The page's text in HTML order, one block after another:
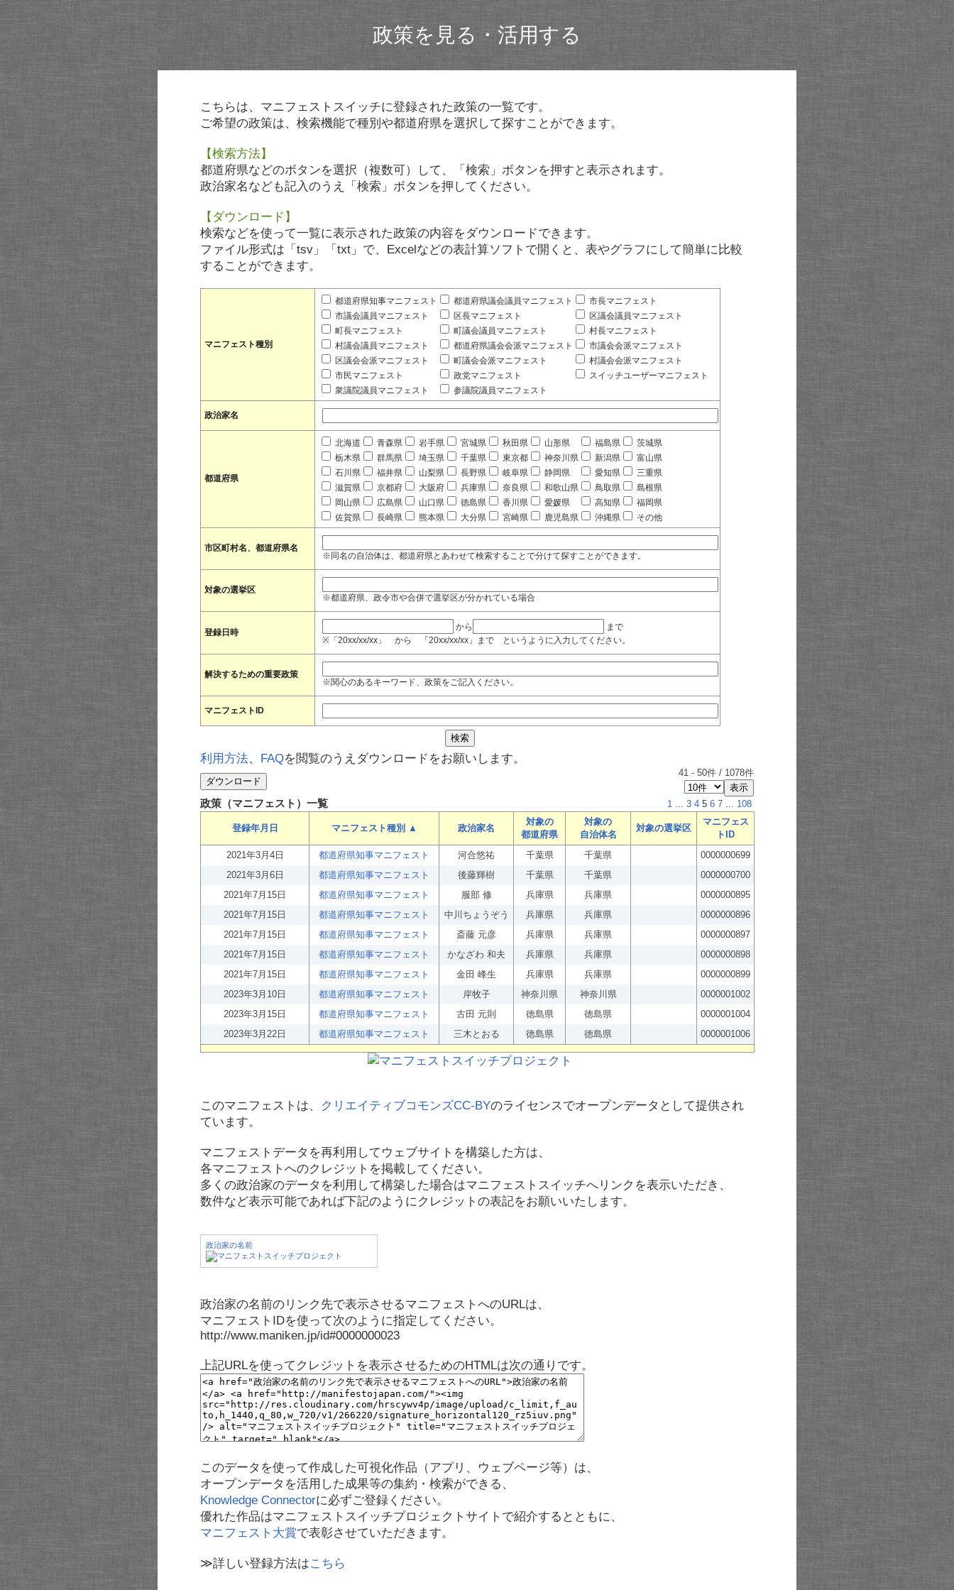
政策を見る・活用する
こちらは、マニフェストスイッチに登録された政策の一覧です。
ご希望の政策は、検索機能で種別や都道府県を選択して探すことができます。
【検索方法】
都道府県などのボタンを選択（複数可）して、「検索」ボタンを押すと表示されます。
政治家名なども記入のうえ「検索」ボタンを押してください。
【ダウンロード】
検索などを使って一覧に表示された政策の内容をダウンロードできます。
ファイル形式は「tsv」「txt」で、Excelなどの表計算ソフトで開くと、表やグラフにして簡単に比較
することができます。
マニフェスト種別
都道府県知事マニフェスト 都道府県議会議員マニフェスト
市長マニフェスト
市議会議員マニフェスト
区長マニフェスト
区議会議員マニフェスト
町長マニフェスト
町議会議員マニフェスト
村長マニフェスト
村議会議員マニフェスト
都道府県議会会派マニフェスト
市議会会派マニフェスト
区議会会派マニフェスト
町議会会派マニフェスト
村議会会派マニフェスト
市民マニフェスト
政党マニフェスト
スイッチユーザーマニフェスト
衆議院議員マニフェスト
参議院議員マニフェスト
政治家名
都道府県
北海道 青森県 岩手県 宮城県 秋田県 山形県 福島県
茨城県
栃木県
群馬県 埼玉県 千葉県 東京都 神奈川県 新潟県
富山県
石川県
福井県 山梨県 長野県 岐阜県 静岡県 愛知県
三重県
滋賀県
京都府 大阪府 兵庫県 奈良県 和歌山県 鳥取県
島根県
岡山県
広島県 山口県 徳島県 香川県 愛媛県 高知県
福岡県
佐賀県
長崎県 熊本県 大分県 宮崎県 鹿児島県 沖縄県 その他
市区町村名、都道府県名
※同名の自治体は、都道府県とあわせて検索することで分けて探すことができます。
対象の選挙区
※都道府県、政令市や合併で選挙区が分かれている場合
登録日時
から
まで
※「20xx/xx/xx」 から 「20xx/xx/xx」まで というように入力してください。
解決するための重要政策
※関心のあるキーワード、政策をご記入ください。
マニフェストID
利用方法、 FAQを閲覧のうえダウンロードをお願いします。
41 - 50件 / 1078件
政策（マニフェスト）一覧 1 ... 3 4 5 6 7 ... 108
登録年月日 マニフェスト種別 ▲ 政治家名
対象の
都道府県
対象の
自治体名
対象の選挙区
マニフェス
トID
2021年3月4日
都道府県知事マニフェスト 河合悠祐 千葉県 千葉県
0000000699
2021年3月6日
都道府県知事マニフェスト 後藤輝樹 千葉県 千葉県
0000000700
2021年7月15日
都道府県知事マニフェスト 服部 修 兵庫県 兵庫県
0000000895
2021年7月15日
都道府県知事マニフェスト 中川ちょうぞう 兵庫県 兵庫県
0000000896
2021年7月15日
都道府県知事マニフェスト 斎藤 元彦 兵庫県 兵庫県
0000000897
2021年7月15日
都道府県知事マニフェスト かなざわ 和夫 兵庫県 兵庫県
0000000898
2021年7月15日
都道府県知事マニフェスト 金田 峰生 兵庫県 兵庫県
0000000899
2023年3月10日
都道府県知事マニフェスト 岸牧子 神奈川県 神奈川県
0000001002
2023年3月15日
都道府県知事マニフェスト 古田 元則 徳島県 徳島県
0000001004
2023年3月22日
都道府県知事マニフェスト 三木とおる 徳島県 徳島県 0000001006
このマニフェストは、 クリエイティブコモンズCC-BYのライセンスでオープンデータとして提供され
ています。
マニフェストデータを再利用してウェブサイトを構築した方は、
各マニフェストへのクレジットを掲載してください。
多くの政治家のデータを利用して構築した場合はマニフェストスイッチへリンクを表示いただき、
数件など表示可能であれば下記のようにクレジットの表記をお願いいたします。
政治家の名前
政治家の名前のリンク先で表示させるマニフェストへのURLは、
マニフェストIDを使って次のように指定してください。
http://www.maniken.jp/id#0000000023
上記URLを使ってクレジットを表示させるためのHTMLは次の通りです。
このデータを使って作成した可視化作品（アプリ、ウェブページ等）は、
オープンデータを活用した成果等の集約・検索ができる、
Knowledge Connectorに必ずご登録ください。
優れた作品はマニフェストスイッチプロジェクトサイトで紹介するとともに、
マニフェスト大賞で表彰させていただきます。
≫詳しい登録方法はこちら